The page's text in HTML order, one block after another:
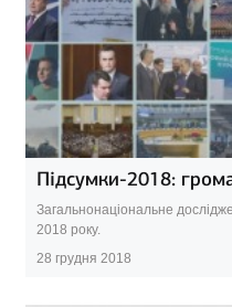
Підсумки-2018:
Загальнонаціональне
2018 року.
28 грудня 2018